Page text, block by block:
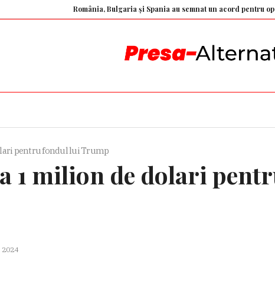
România, Bulgaria și Spania au semnat un acord pentru
pentru fondul lui Trump
1 milion de dolari
2024